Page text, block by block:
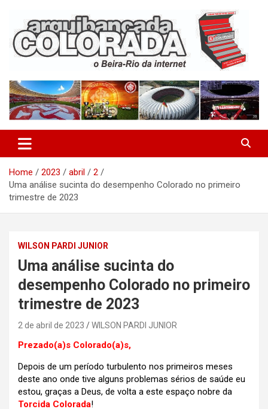
content
Arquibancada Colorada
Home 2023 abril
2
Uma análise sucinta do desempenho Colorado no primeiro
trimestre de 2023
WILSON PARDI JUNIOR
Uma análise sucinta do
desempenho Colorado no primeiro
trimestre de 2023
2 de abril de 2023 WILSON PARDI JUNIOR
Prezado(a)s Colorado(a)s,
Depois de um período turbulento nos primeiros meses
deste ano onde tive alguns problemas sérios de saúde eu
estou, graças a Deus, de volta a este espaço nobre da
Torcida Colorada!